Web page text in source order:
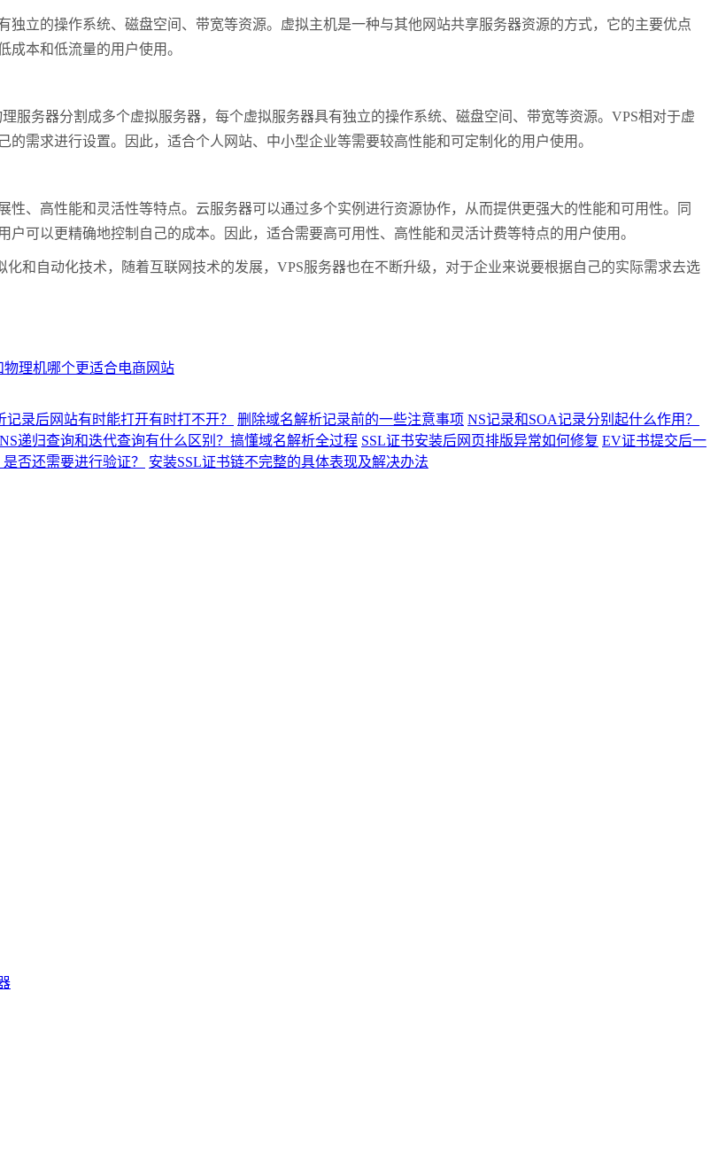
的操作系统、磁盘空间、带宽等资源。虚拟主机是一种与其他网站共享服务器资源的方式，它的主要优点
本和低流量的用户使用。
务器分割成多个虚拟服务器，每个虚拟服务器具有独立的操作系统、磁盘空间、带宽等资源。VPS相对于虚
需求进行设置。因此，适合个人网站、中小型企业等需要较高性能和可定制化的用户使用。
高性能和灵活性等特点。云服务器可以通过多个实例进行资源协作，从而提供更强大的性能和可用性。同
可以更精确地控制自己的成本。因此，适合需要高可用性、高性能和灵活计费等特点的用户使用。
自动化技术，随着互联网技术的发展，VPS服务器也在不断升级，对于企业来说要根据自己的实际需求去选
物理机哪个更适合电商网站
记录后网站有时能打开有时打不开？ 删除域名解析记录前的一些注意事项 NS记录和SOA记录分别起什么作用？
递归查询和迭代查询有什么区别？搞懂域名解析全过程 SSL证书安装后网页排版异常如何修复 EV证书提交后一
否还需要进行验证？
安装SSL证书链不完整的具体表现及解决办法